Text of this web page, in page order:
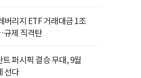
버리지 ETF 거래대금 1조
제 직격탄
트 퍼시픽 결승 무대, 9월
선다